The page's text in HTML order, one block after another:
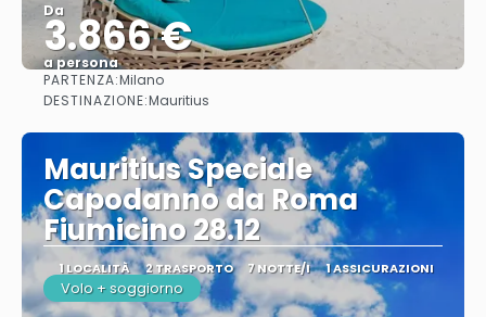
Da
3.866 €
a persona
PARTENZA:Milano
DESTINAZIONE:Mauritius
Mauritius Speciale
Capodanno da Roma
Fiumicino 28.12
1 LOCALITÀ 2 TRASPORTO 7 NOTTE/I 1 ASSICURAZIONI
Volo + soggiorno